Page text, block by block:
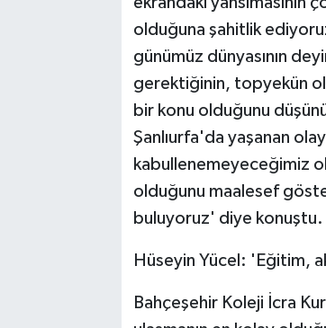
olduğuna şahitlik
günümüz dünyasının
gerektiğinin, topyekün
bir konu olduğunu
Şanlıurfa'da yaşanan
kabullenemeyeceğimiz
olduğunu maalesef
buluyoruz' diye konuştu.
Hüseyin Yücel: 'Eğitim,
Bahçeşehir Koleji İcra